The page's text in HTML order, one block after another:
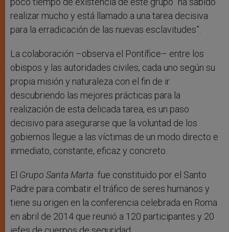
realizar mucho y está llamado a una tarea decisiva
para la erradicación de las nuevas esclavitudes”.
La colaboración –observa el Pontífice– entre los
obispos y las autoridades civiles, cada uno según su
propia misión y naturaleza con el fin de ir
descubriendo las mejores prácticas para la
realización de esta delicada tarea, es un paso
decisivo para asegurarse que la voluntad de los
gobiernos llegue a las víctimas de un modo directo e
inmediato, constante, eficaz y concreto.
El Grupo Santa Marta fue constituido por el Santo
Padre para combatir el tráfico de seres humanos y
tiene su origen en la conferencia celebrada en Roma
en abril de 2014 que reunió a 120 participantes y 20